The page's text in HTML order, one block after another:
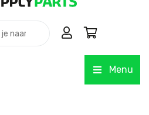
Menu